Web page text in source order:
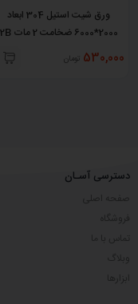
ورق شیت استیل 304 ابعاد
2000*6000 ضخامت 2 مات 2B
530,000 تومان
دسترسی آسـان